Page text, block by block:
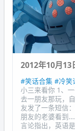
2012年10月13
#笑话合集 #冷笑
小三来看你 1、
去一朋友那玩，
友发了一条短信
朋友的老婆看到
言论指出，英语